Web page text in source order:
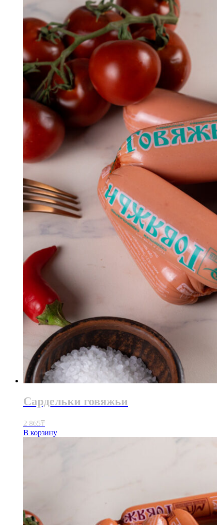
Сардельки говяжьи
2 865₸
В корзину